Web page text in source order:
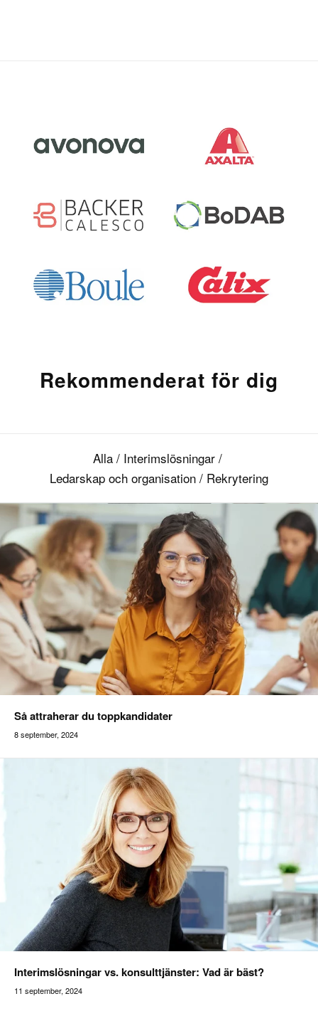
Rekommenderat för dig
Alla / Interimslösningar /
Ledarskap och organisation / Rekrytering
Addilon
Så attraherar du toppkandidater
8 september, 2024
Addilon
Interimslösningar vs. konsulttjänster: Vad är bäst?
11 september, 2024